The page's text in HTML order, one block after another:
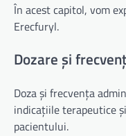
În acest capitol, vom
Erecfuryl.
Dozare și
Doza și frecvența
indicațiile terapeutice
pacientului.